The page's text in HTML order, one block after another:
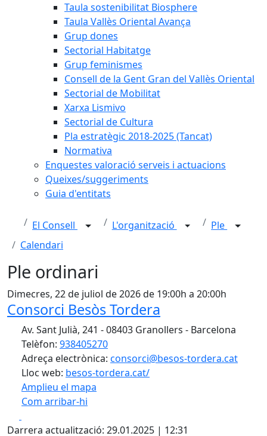
Taula sostenibilitat Biosphere
Taula Vallès Oriental Avança
Grup dones
Sectorial Habitatge
Grup feminismes
Consell de la Gent Gran del Vallès Oriental
Sectorial de Mobilitat
Xarxa Lismivo
Sectorial de Cultura
Pla estratègic 2018-2025 (Tancat)
Normativa
Enquestes valoració serveis i actuacions
Queixes/suggeriments
Guia d'entitats
El Consell L'organització
Ple
Calendari
Ple ordinari
Dimecres, 22 de juliol de 2026 de 19:00h a 20:00h
Consorci Besòs Tordera
Av. Sant Julià, 241 - 08403 Granollers - Barcelona
Telèfon: 938405270
Adreça electrònica: consorci@besos-tordera.cat
Lloc web: besos-tordera.cat/
Amplieu el mapa
Com arribar-hi
+
Darrera actualització: 29.01.2025 | 12:31